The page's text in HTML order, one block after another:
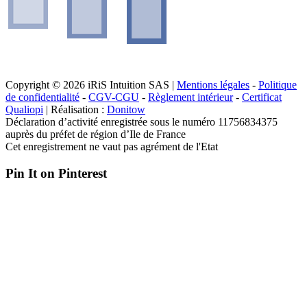
Copyright © 2026 iRiS Intuition SAS | Mentions légales - Politique
de confidentialité - CGV-CGU - Règlement intérieur- Certificat
Qualiopi | Réalisation : Donitow
Déclaration d’activité enregistrée sous le numéro 11756834375
auprès du préfet de région d’Ile de France
Cet enregistrement ne vaut pas agrément de l'Etat
Pin It on Pinterest